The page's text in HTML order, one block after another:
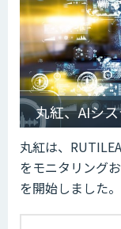
丸紅、AIシ
丸紅は、
をモニタリング
を開始しました。